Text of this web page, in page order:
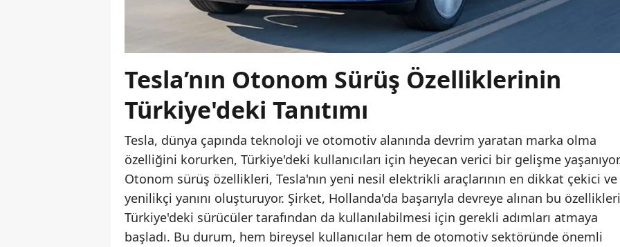
Tesla’nın Otonom Sürüş Özelliklerinin
Türkiye'deki Tanıtımı
Tesla, dünya çapında teknoloji ve otomotiv alanında devrim yaratan marka olma
özelliğini korurken, Türkiye'deki kullanıcıları için heyecan verici bir gelişme
Otonom sürüş özellikleri, Tesla'nın yeni nesil elektrikli araçlarının en dikkat çekici ve
yenilikçi yanını oluşturuyor. Şirket, Hollanda'da başarıyla devreye alınan bu
Türkiye'deki sürücüler tarafından da kullanılabilmesi için gerekli adımları atmaya
başladı. Bu durum, hem bireysel kullanıcılar hem de otomotiv sektöründe önemli